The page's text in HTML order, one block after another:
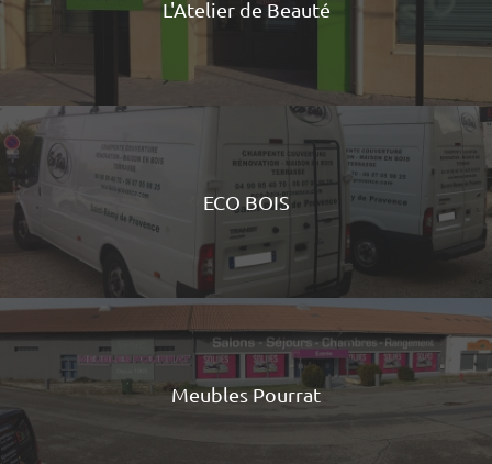
L'Atelier de Beauté
ECO BOIS
Meubles Pourrat